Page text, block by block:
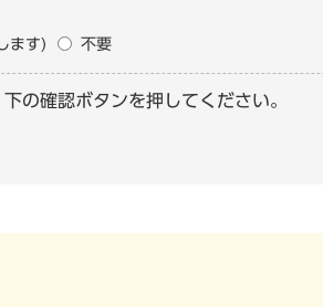
ます) 不要
の確認ボタンを押してください。